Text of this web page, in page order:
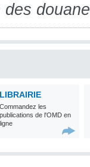
LIBRAIRIE
Commandez les
publications de l'OMD en
ligne